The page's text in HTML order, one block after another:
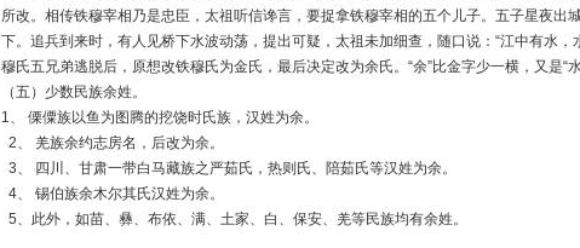
所改。相传铁穆宰相乃是忠臣，太祖听信谗言，要捉拿铁穆宰相的五个儿子。五子星夜出
下。追兵到来时，有人见桥下水波动荡，提出可疑，太祖未加细查，随口说：“江中有水
穆氏五兄弟逃脱后，原想改铁穆氏为金氏，最后决定改为余氏。“余”比金字少一横，又是“
（五）少数民族余姓。
1、 傈僳族以鱼为图腾的挖饶时氏族，汉姓为余。
2、 羌族余约志房名，后改为余。
3、 四川、甘肃一带白马藏族之严茹氏，热则氏、陪茹氏等汉姓为余。
4、 锡伯族余木尔其氏汉姓为余。
5、此外，如苗、彝、布依、满、土家、白、保安、羌等民族均有余姓。